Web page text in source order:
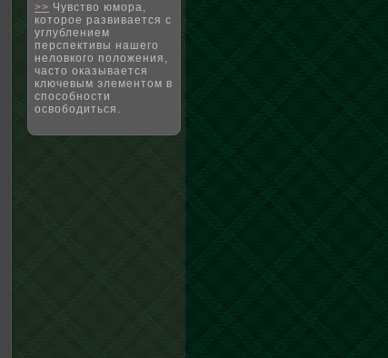
>> Чувство юмора,
которое развивается с
углублением
перспективы нашего
неловкого положения,
часто оказывается
ключевым элементом в
способности
освободиться.